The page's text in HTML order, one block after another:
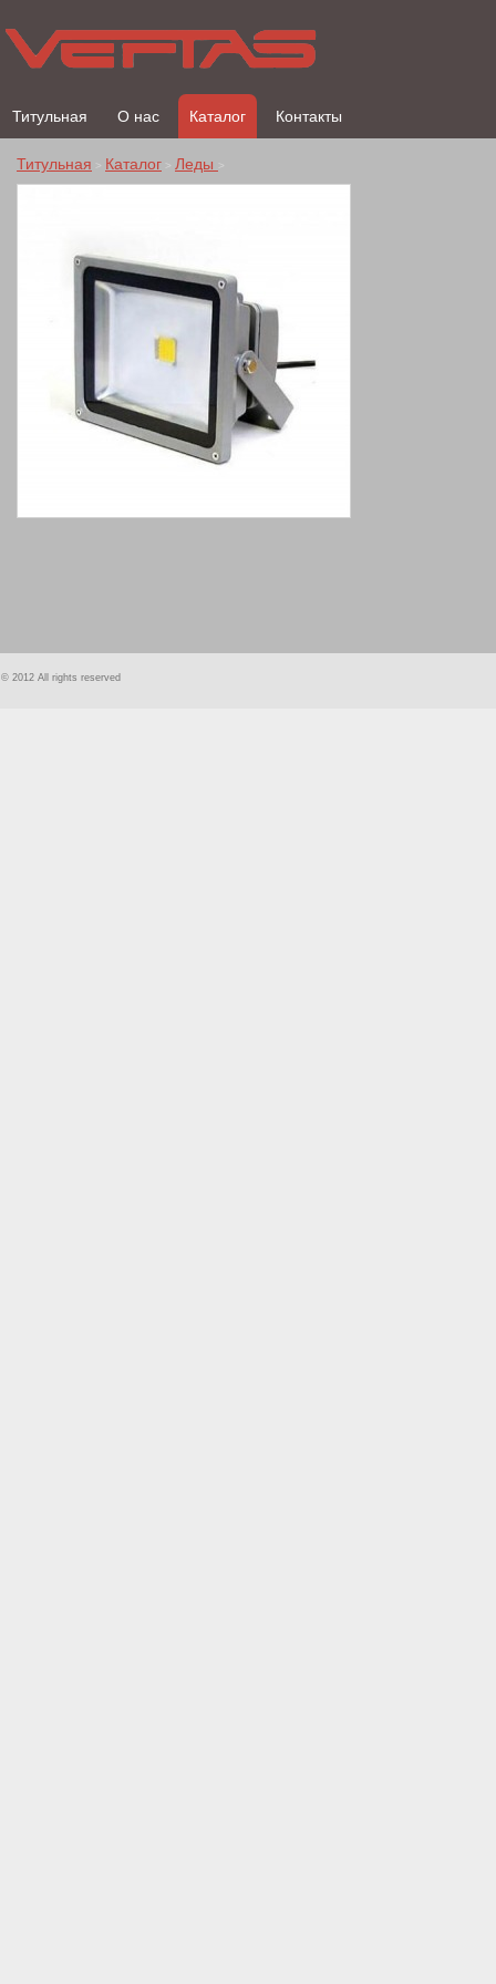
Титульная О нас Каталог Контакты
Титульная > Каталог > Леды >
foreash
© 2012 All rights reserved